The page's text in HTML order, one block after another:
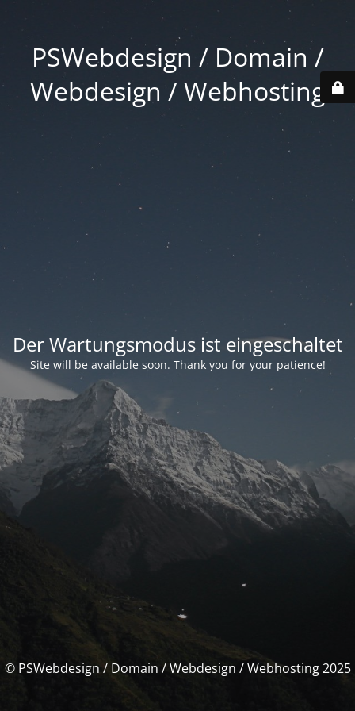
PSWebdesign / Domain /
Webdesign / Webhosting
Der Wartungsmodus ist eingeschaltet
Site will be available soon. Thank you for your patience!
© PSWebdesign / Domain / Webdesign / Webhosting 2025